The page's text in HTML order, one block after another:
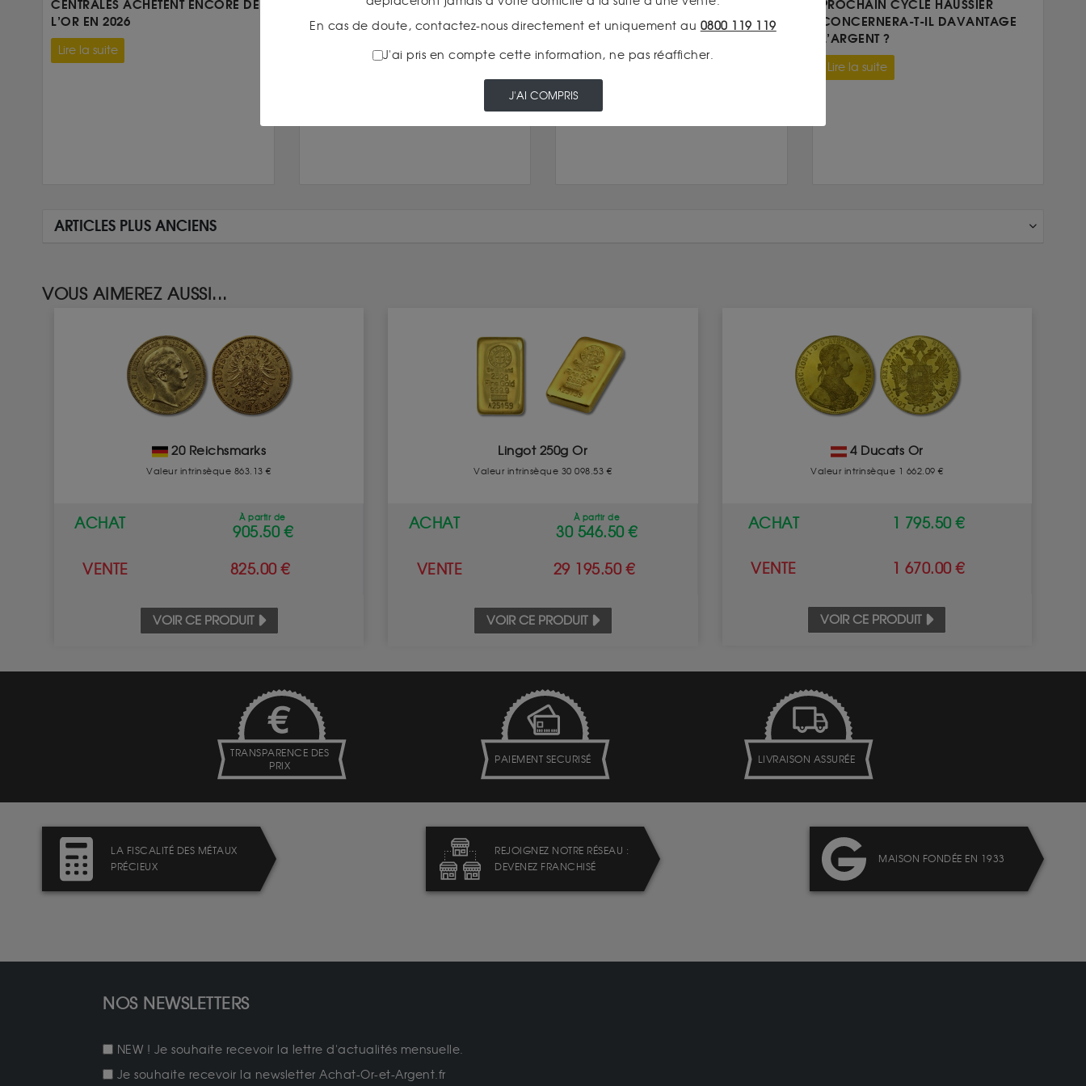
CENTRALES ACHÈTENT ENCORE DE
L’OR EN 2026
Lire la suite
AMÉRICAINS RESTENT DÉCISIFS
Lire la suite
DEMANDE D’OR PHYSIQUE EN 2026
Lire la suite
PROCHAIN CYCLE HAUSSIER
CONCERNERA-T-IL DAVANTAGE
L’ARGENT ?
Lire la suite
ARTICLES PLUS ANCIENS
VOUS AIMEREZ AUSSI...
20 Reichsmarks
Valeur intrinsèque 863.13 €
ACHAT À partir de
905.50 €
VENTE 825.00 €
VOIR CE PRODUIT
Lingot 250g Or
Valeur intrinsèque 30 098.53 €
ACHAT À partir de
30 546.50 €
VENTE 29 195.50 €
VOIR CE PRODUIT
4 Ducats Or
Valeur intrinsèque 1 662.09 €
ACHAT 1 795.50 €
VENTE 1 670.00 €
VOIR CE PRODUIT
TRANSPARENCE DES
PRIX
PAIEMENT SECURISÉ LIVRAISON ASSURÉE
LA FISCALITÉ DES MÉTAUX
PRÉCIEUX
REJOIGNEZ NOTRE RÉSEAU :
DEVENEZ FRANCHISÉ
MAISON FONDÉE EN 1933
NOS NEWSLETTERS
NEW ! Je souhaite recevoir la lettre d'actualités mensuelle.
Je souhaite recevoir la newsletter Achat-Or-et-Argent.fr
En cas de doute, contactez-nous directement et uniquement au 0800 119 119
J'ai pris en compte cette information, ne pas réafficher.
J'AI COMPRIS